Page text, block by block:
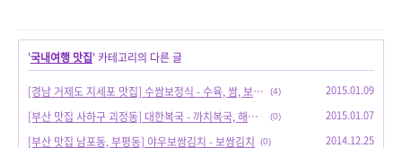
'국내여행 맛집' 카테고리의 다른 글
[경남 거제도 지세포 맛집] 수쌈보정식 - 수육, 쌈, 보리밥, 불고기, 보리밥 (4) 2015.01.09
[부산 맛집 사하구 괴정동] 대한복국 - 까치복국, 해물볶음 (0) 2015.01.07
[부산 맛집 남포동, 부평동] 야우보쌈김치 - 보쌈김치 (0) 2014.12.25